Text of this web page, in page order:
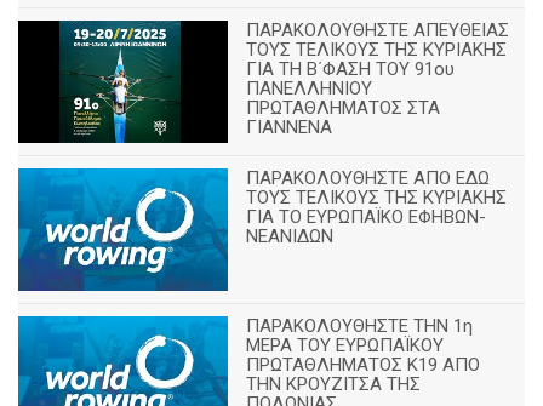
ΠΑΡΑΚΟΛΟΥΘΗΣΤΕ ΑΠΕΥΘΕΙΑΣ
ΤΟΥΣ ΤΕΛΙΚΟΥΣ ΤΗΣ ΚΥΡΙΑΚΗΣ
ΓΙΑ ΤΗ Β΄ΦΑΣΗ ΤΟΥ 91ου
ΠΑΝΕΛΛΗΝΙΟΥ
ΠΡΩΤΑΘΛΗΜΑΤΟΣ ΣΤΑ
ΓΙΑΝΝΕΝΑ
ΠΑΡΑΚΟΛΟΥΘΗΣΤΕ ΑΠΟ ΕΔΩ
ΤΟΥΣ ΤΕΛΙΚΟΥΣ ΤΗΣ ΚΥΡΙΑΚΗΣ
ΓΙΑ ΤΟ ΕΥΡΩΠΑΪΚΟ ΕΦΗΒΩΝ-
ΝΕΑΝΙΔΩΝ
ΠΑΡΑΚΟΛΟΥΘΗΣΤΕ ΤΗΝ 1η
ΜΕΡΑ ΤΟΥ ΕΥΡΩΠΑΪΚΟΥ
ΠΡΩΤΑΘΛΗΜΑΤΟΣ Κ19 ΑΠΟ
ΤΗΝ ΚΡΟΥΖΙΤΣΑ ΤΗΣ